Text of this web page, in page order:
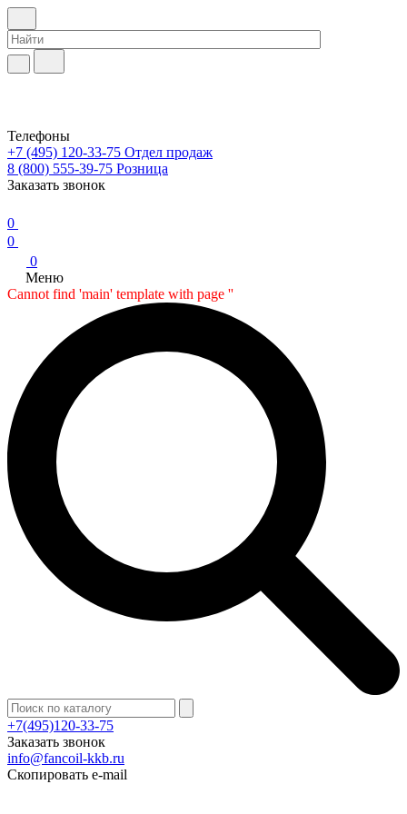
Телефоны
+7 (495) 120-33-75 Отдел продаж
8 (800) 555-39-75 Розница
Заказать звонок
0
0
0
Меню
Cannot find 'main' template with page ''
+7(495)120-33-75
Заказать звонок
info@fancoil-kkb.ru
Скопировать e-mail